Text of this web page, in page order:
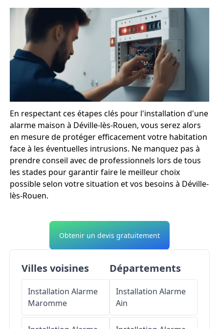
En respectant ces étapes clés pour l'installation d'une
alarme maison à Déville-lès-Rouen, vous serez alors
en mesure de protéger efficacement votre habitation
face à les éventuelles intrusions. Ne manquez pas à
prendre conseil avec de professionnels lors de tous
les stades pour garantir faire le meilleur choix
possible selon votre situation et vos besoins à Déville-
lès-Rouen.
Obtenir un devis gratuitement
Villes voisines
Installation Alarme
Maromme
Départements
Installation Alarme
Ain